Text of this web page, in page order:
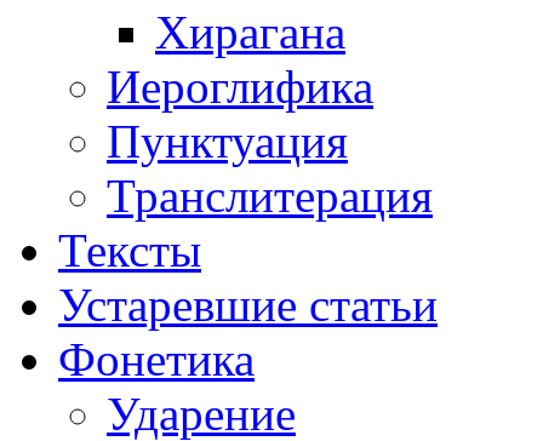
Хирагана
Иероглифика
Пунктуация
Транслитерация
Тексты
Устаревшие статьи
Фонетика
Ударение